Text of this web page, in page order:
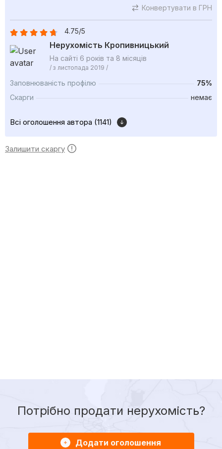
Конвертувати в ГРН
4.75/5
Нерухомість Кропивницький
На сайті 6 років та 8 місяців
/ з листопада 2019 /
Заповнюваність профілю
75%
Скарги
немає
Всі оголошення автора (1141)
Залишити скаргу
Потрібно продати нерухомість?
Додати оголошення